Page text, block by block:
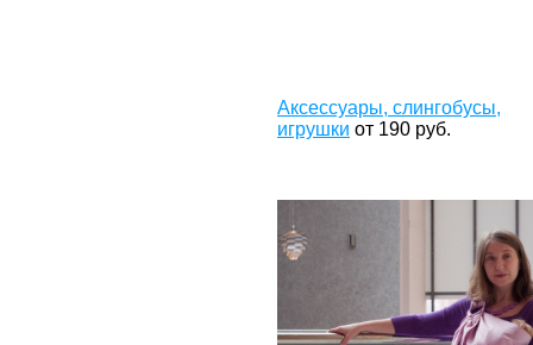
Аксессуары, слингобусы,
игрушки от 190 руб.